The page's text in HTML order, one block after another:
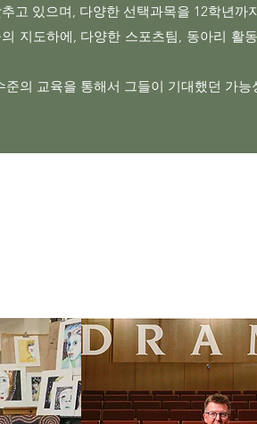
고 있으며, 다양한 선택과목을 12학년까
지도하에, 다양한 스포츠팀, 동아리 활
의 교육을 통해서 그들이 기대했던 가